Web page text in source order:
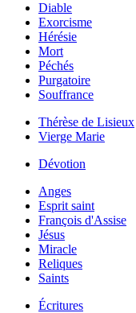
Diable
Exorcisme
Hérésie
Mort
Péchés
Purgatoire
Souffrance
Thérèse de Lisieux
Vierge Marie
Dévotion
Anges
Esprit saint
François d'Assise
Jésus
Miracle
Reliques
Saints
Écritures